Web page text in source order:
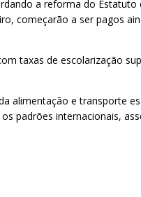
a reforma do
começarão a ser pagos
taxas de escolarização
e transporte
padrões internacionais,